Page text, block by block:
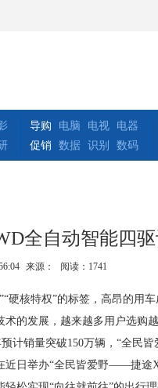
导购 电脑 电视
电器
促销
数据 识别 数码
全自动智能四
来源： 阅读：1741
硬核特权”的标签，高昂的用车
的发展，越来越多用户选购
计销量突破150万辆，“全民皆
近日举办“全民皆爱野——捷途